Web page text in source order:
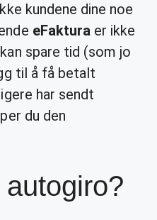
kundene dine noe
eFakturaer ikke
spare tid (som jo
til å få betalt
har sendt
du den